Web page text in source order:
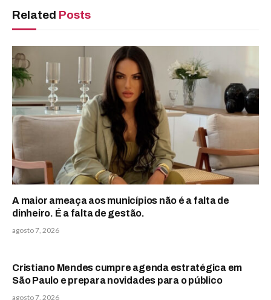
Related Posts
A maior ameaça aos municípios não é a falta de
dinheiro. É a falta de gestão.
agosto 7, 2026
Cristiano Mendes cumpre agenda estratégica em
São Paulo e prepara novidades para o público
agosto 7, 2026